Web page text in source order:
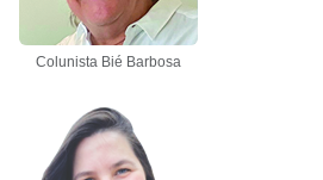
Colunista Bié Barbosa